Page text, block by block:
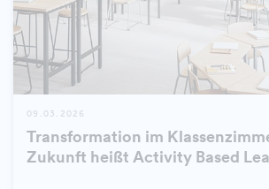
09.03.2026
Transformation im
Zukunft heißt Activity Based